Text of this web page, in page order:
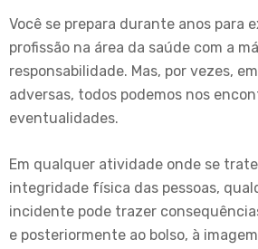
Você se prepara durante anos para
profissão na área da saúde com a
responsabilidade. Mas, por vezes,
adversas, todos podemos nos
eventualidades.
Em qualquer atividade onde se
integridade física das pessoas,
incidente pode trazer
e posteriormente ao bolso, à